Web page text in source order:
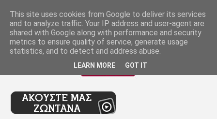
This site uses cookies from Google to deliver its services
and to analyze traffic. Your IP address and user-agent are
shared with Google along with performance and security
metrics to ensure quality of service, generate usage
statistics, and to detect and address abuse.
LEARN MORE GOT IT